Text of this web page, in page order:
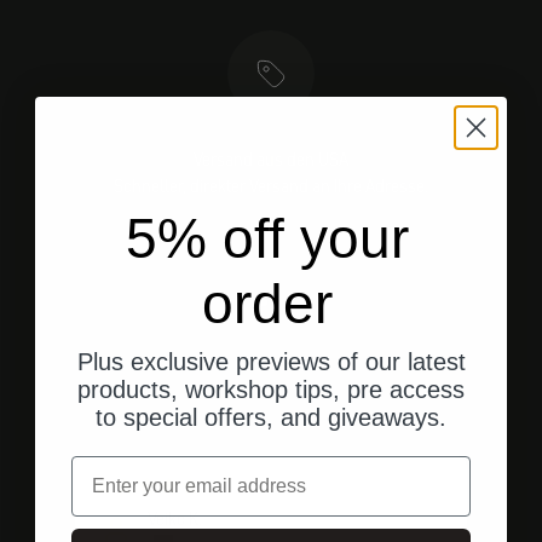
Gehe zu Element 1
Gehe zu Element 2
Gehe zu Element 3
Kundenbewertungen
Veiko K.
5% off your
order
Plus exclusive previews of our latest
products, workshop tips, pre access
to special offers, and giveaways.
Email